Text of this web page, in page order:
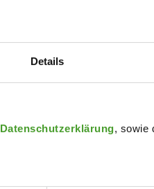
Details
Datenschutzerklärung, sowie